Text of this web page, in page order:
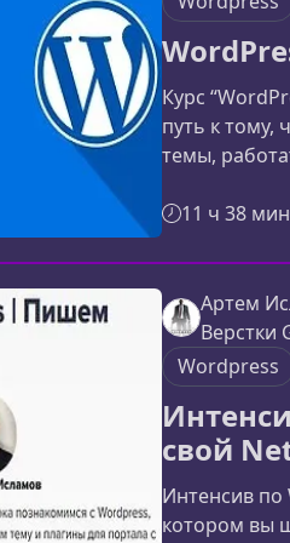
Курс
путь к тому,
темы,
тем, кто
новый
на
практике: от
создания
11 ч 38 мин
Артем
Верстки
Wordpress
свой
Интенсив по
котором вы